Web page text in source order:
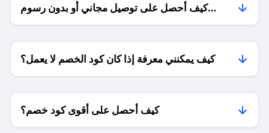
كيف أحصل على توصيل مجاني أو بدون رسوم
الشحن ؟
كيف يمكنني معرفة إذا كان كود الخصم لا يعمل؟
كيف أحصل على أقوى كود خصم؟